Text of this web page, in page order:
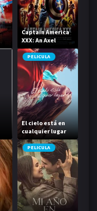
Captain America
XXX: An Axel
Braun Parody
PELICULA
El cielo está en
cualquier lugar
PELICULA